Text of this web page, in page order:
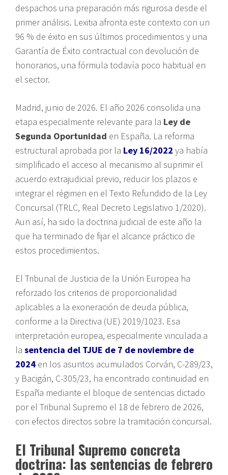
despachos una preparación más rigurosa desde el
primer análisis. Lexitia afronta este contexto con un
96 % de éxito en sus últimos procedimientos y una
Garantía de Éxito contractual con devolución de
honorarios, una fórmula todavía poco habitual en
el sector.
Madrid, junio de 2026. El año 2026 consolida una
etapa especialmente relevante para la Ley de
Segunda Oportunidad en España. La reforma
estructural aprobada por la Ley 16/2022 ya había
simplificado el acceso al mecanismo al suprimir el
acuerdo extrajudicial previo, reducir los plazos e
integrar el régimen en el Texto Refundido de la Ley
Concursal (TRLC, Real Decreto Legislativo 1/2020).
Aun así, ha sido la doctrina judicial de este año la
que ha terminado de fijar el alcance práctico de
estos procedimientos.
El Tribunal de Justicia de la Unión Europea ha
reforzado los criterios de proporcionalidad
aplicables a la exoneración de deuda pública,
conforme a la Directiva (UE) 2019/1023. Esa
interpretación europea, especialmente vinculada a
la sentencia del TJUE de 7 de noviembre de
2024 en los asuntos acumulados Corván, C-289/23,
y Bacigán, C-305/23, ha encontrado continuidad en
España mediante el bloque de sentencias dictado
por el Tribunal Supremo el 18 de febrero de 2026,
con efectos directos sobre la tramitación concursal.
El Tribunal Supremo concreta
doctrina: las sentencias de febrero